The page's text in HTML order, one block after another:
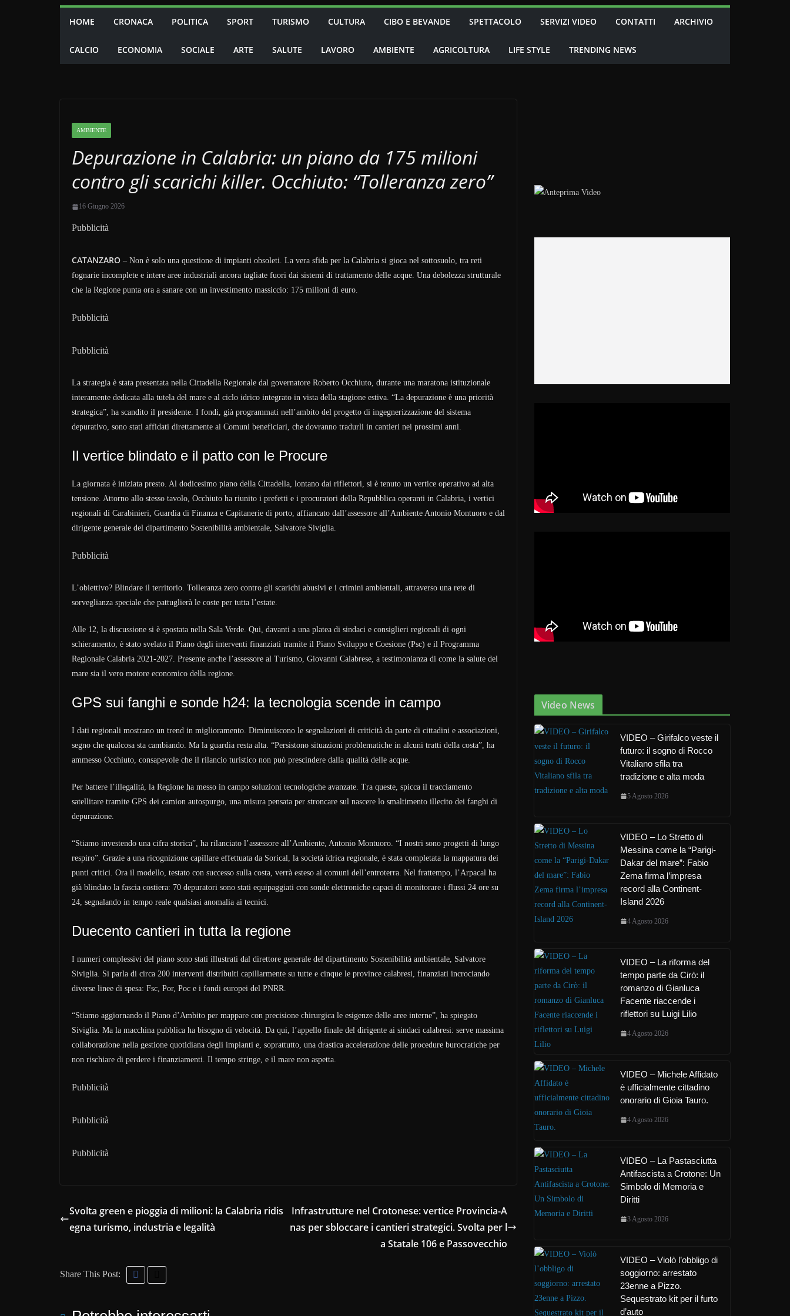
HOME CRONACA POLITICA SPORT TURISMO CULTURA CIBO E BEVANDE SPETTACOLO SERVIZI VIDEO CONTATTI ARCHIVIO
CALCIO ECONOMIA SOCIALE ARTE SALUTE LAVORO AMBIENTE AGRICOLTURA LIFE STYLE TRENDING NEWS
AMBIENTE
Depurazione in Calabria: un piano da 175 milioni
contro gli scarichi killer. Occhiuto: “Tolleranza zero”
16 Giugno 2026
Pubblicità
CATANZARO – Non è solo una questione di impianti obsoleti. La vera sfida per la Calabria si gioca nel sottosuolo, tra reti
fognarie incomplete e intere aree industriali ancora tagliate fuori dai sistemi di trattamento delle acque. Una debolezza strutturale
che la Regione punta ora a sanare con un investimento massiccio: 175 milioni di euro.
Pubblicità
Pubblicità
La strategia è stata presentata nella Cittadella Regionale dal governatore Roberto Occhiuto, durante una maratona istituzionale
interamente dedicata alla tutela del mare e al ciclo idrico integrato in vista della stagione estiva. “La depurazione è una priorità
strategica”, ha scandito il presidente. I fondi, già programmati nell’ambito del progetto di ingegnerizzazione del sistema
depurativo, sono stati affidati direttamente ai Comuni beneficiari, che dovranno tradurli in cantieri nei prossimi anni.
Il vertice blindato e il patto con le Procure
La giornata è iniziata presto. Al dodicesimo piano della Cittadella, lontano dai riflettori, si è tenuto un vertice operativo ad alta
tensione. Attorno allo stesso tavolo, Occhiuto ha riunito i prefetti e i procuratori della Repubblica operanti in Calabria, i vertici
regionali di Carabinieri, Guardia di Finanza e Capitanerie di porto, affiancato dall’assessore all’Ambiente Antonio Montuoro e dal
dirigente generale del dipartimento Sostenibilità ambientale, Salvatore Siviglia.
Pubblicità
L’obiettivo? Blindare il territorio. Tolleranza zero contro gli scarichi abusivi e i crimini ambientali, attraverso una rete di
sorveglianza speciale che pattuglierà le coste per tutta l’estate.
Alle 12, la discussione si è spostata nella Sala Verde. Qui, davanti a una platea di sindaci e consiglieri regionali di ogni
schieramento, è stato svelato il Piano degli interventi finanziati tramite il Piano Sviluppo e Coesione (Psc) e il Programma
Regionale Calabria 2021-2027. Presente anche l’assessore al Turismo, Giovanni Calabrese, a testimonianza di come la salute del
mare sia il vero motore economico della regione.
GPS sui fanghi e sonde h24: la tecnologia scende in campo
I dati regionali mostrano un trend in miglioramento. Diminuiscono le segnalazioni di criticità da parte di cittadini e associazioni,
segno che qualcosa sta cambiando. Ma la guardia resta alta. “Persistono situazioni problematiche in alcuni tratti della costa”, ha
ammesso Occhiuto, consapevole che il rilancio turistico non può prescindere dalla qualità delle acque.
Per battere l’illegalità, la Regione ha messo in campo soluzioni tecnologiche avanzate. Tra queste, spicca il tracciamento
satellitare tramite GPS dei camion autospurgo, una misura pensata per stroncare sul nascere lo smaltimento illecito dei fanghi di
depurazione.
“Stiamo investendo una cifra storica”, ha rilanciato l’assessore all’Ambiente, Antonio Montuoro. “I nostri sono progetti di lungo
respiro”. Grazie a una ricognizione capillare effettuata da Sorical, la società idrica regionale, è stata completata la mappatura dei
punti critici. Ora il modello, testato con successo sulla costa, verrà esteso ai comuni dell’entroterra. Nel frattempo, l’Arpacal ha
già blindato la fascia costiera: 70 depuratori sono stati equipaggiati con sonde elettroniche capaci di monitorare i flussi 24 ore su
24, segnalando in tempo reale qualsiasi anomalia ai tecnici.
Duecento cantieri in tutta la regione
I numeri complessivi del piano sono stati illustrati dal direttore generale del dipartimento Sostenibilità ambientale, Salvatore
Siviglia. Si parla di circa 200 interventi distribuiti capillarmente su tutte e cinque le province calabresi, finanziati incrociando
diverse linee di spesa: Fsc, Por, Poc e i fondi europei del PNRR.
“Stiamo aggiornando il Piano d’Ambito per mappare con precisione chirurgica le esigenze delle aree interne”, ha spiegato
Siviglia. Ma la macchina pubblica ha bisogno di velocità. Da qui, l’appello finale del dirigente ai sindaci calabresi: serve massima
collaborazione nella gestione quotidiana degli impianti e, soprattutto, una drastica accelerazione delle procedure burocratiche per
non rischiare di perdere i finanziamenti. Il tempo stringe, e il mare non aspetta.
Pubblicità
Pubblicità
Pubblicità
Svolta green e pioggia di milioni: la Calabria ridis
egna turismo, industria e legalità
Infrastrutture nel Crotonese: vertice Provincia-A
nas per sbloccare i cantieri strategici. Svolta per l
a Statale 106 e Passovecchio
Share This Post:
Video News
VIDEO – Girifalco veste il
futuro: il sogno di Rocco
Vitaliano sfila tra
tradizione e alta moda
5 Agosto 2026
VIDEO – Lo Stretto di
Messina come la “Parigi-
Dakar del mare”: Fabio
Zema firma l’impresa
record alla Continent-
Island 2026
4 Agosto 2026
VIDEO – La riforma del
tempo parte da Cirò: il
romanzo di Gianluca
Facente riaccende i
riflettori su Luigi Lilio
4 Agosto 2026
VIDEO – Michele Affidato
è ufficialmente cittadino
onorario di Gioia Tauro.
4 Agosto 2026
VIDEO – La Pastasciutta
Antifascista a Crotone: Un
Simbolo di Memoria e
Diritti
3 Agosto 2026
VIDEO – Violò l’obbligo di
soggiorno: arrestato
23enne a Pizzo.
Sequestrato kit per il furto
d’auto